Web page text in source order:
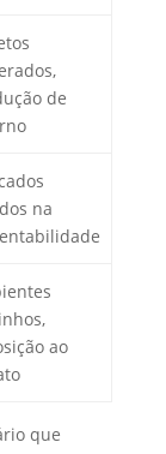
de
na
ao
que